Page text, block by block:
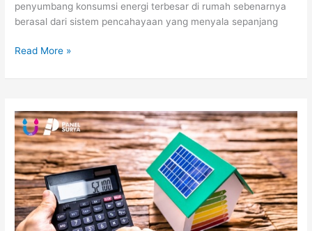
penyumbang konsumsi energi terbesar di rumah sebenarnya
berasal dari sistem pencahayaan yang menyala sepanjang
Read More »
Meningkatkan
Nilai
Properti
dan
Gaya
Hidup
Modern
dengan